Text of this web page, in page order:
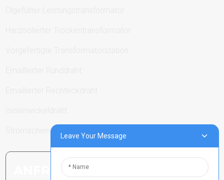
Stromschienen
ANFRAGE SENDEN: BEREIT,
Leave Your Message